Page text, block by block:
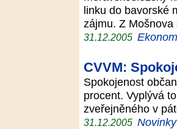
linku do bavorské
zájmu. Z
31.12.2005
CVVM:
Spokojenost
procent. Vyplývá
zveřejněného v
31.12.2005